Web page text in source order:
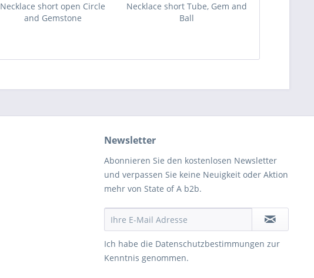
Necklace short open Circle
and Gemstone
Necklace short Tube, Gem and
Ball
Newsletter
Abonnieren Sie den kostenlosen Newsletter
und verpassen Sie keine Neuigkeit oder Aktion
mehr von State of A b2b.
Ich habe die Datenschutzbestimmungen zur
Kenntnis genommen.